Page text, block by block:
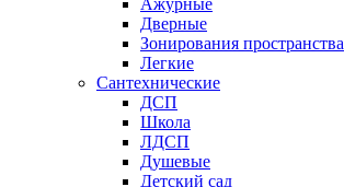
Ажурные
Дверные
Зонирования пространства
Легкие
Сантехнические
ДСП
Школа
ЛДСП
Душевые
Детский сад